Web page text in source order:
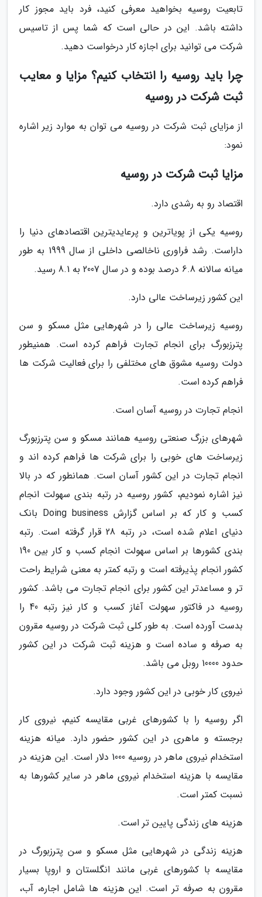
تابعیت روسیه بخواهید معرفی کنید، فرد باید مجوز کار
داشته باشد. این در حالی است که شما پس از تاسیس
شرکت می توانید برای اجازه کار درخواست دهید.
چرا باید روسیه را انتخاب کنیم؟ مزایا و معایب
ثبت شرکت در روسیه
از مزایای ثبت شرکت در روسیه می توان به موارد زیر اشاره
نمود:
مزایا ثبت شرکت در روسیه
اقتصاد رو به رشدی دارد.
روسیه یکی از پویاترین و پرعایدیترین اقتصادهای دنیا را
داراست. رشد فراوری ناخالصی داخلی از سال 1999 به طور
میانه سالانه 6.8 درصد بوده و در سال 2007 به 8.1 رسید.
این کشور زیرساخت عالی دارد.
روسیه زیرساخت عالی را در شهرهایی مثل مسکو و سن
پترزبورگ برای انجام تجارت فراهم کرده است. همنیطور
دولت روسیه مشوق های مختلفی را برای فعالیت شرکت ها
فراهم کرده است.
انجام تجارت در روسیه آسان است.
شهرهای بزرگ صنعتی روسیه همانند مسکو و سن پترزبورگ
زیرساخت های خوبی را برای شرکت ها فراهم کرده اند و
انجام تجارت در این کشور آسان است. همانطور که در بالا
نیز اشاره نمودیم، کشور روسیه در رتبه بندی سهولت انجام
کسب و کار که بر اساس گزارش Doing business بانک
دنیای اعلام شده است، در رتبه 28 قرار گرفته است. رتبه
بندی کشورها بر اساس سهولت انجام کسب و کار بین 190
کشور انجام پذیرفته است و رتبه کمتر به معنی شرایط راحت
تر و مساعدتر این کشور برای انجام تجارت می باشد. کشور
روسیه در فاکتور سهولت آغاز کسب و کار نیز رتبه 40 را
بدست آورده است. به طور کلی ثبت شرکت در روسیه مقرون
به صرفه و ساده است و هزینه ثبت شرکت در این کشور
حدود 10000 روبل می باشد.
نیروی کار خوبی در این کشور وجود دارد.
اگر روسیه را با کشورهای غربی مقایسه کنیم، نیروی کار
برجسته و ماهری در این کشور حضور دارد. میانه هزینه
استخدام نیروی ماهر در روسیه 1000 دلار است. این هزینه در
مقایسه با هزینه استخدام نیروی ماهر در سایر کشورها به
نسبت کمتر است.
هزینه های زندگی پایین تر است.
هزینه زندگی در شهرهایی مثل مسکو و سن پترزبورگ در
مقایسه با کشورهای غربی مانند انگلستان و اروپا بسیار
مقرون به صرفه تر است. این هزینه ها شامل اجاره، آب،